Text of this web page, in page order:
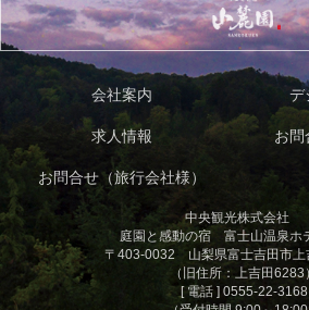
会社案内 デ
求人情報 お問
お問合せ（旅行会社様）
中央観光株式会社
庭園と感動の宿 富士山温泉ホ
〒403-0032 山梨県富士吉田市上
（旧住所：上吉田6283
[ 電話 ] 0555-22-3168